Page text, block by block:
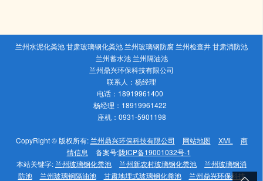
兰州水泥化粪池 甘肃玻璃钢化粪池 兰州玻璃钢防腐 兰州检查井 甘肃消防池
兰州蓄水池 兰州隔油池
兰州鼎兴环保科技有限公司
联系人：杨经理
电话：18919961400
杨经理：18919961422
座机：0931-5901198
CopyRight © 版权所有: 兰州鼎兴环保科技有限公司 网站地图 XML
商
情信息
备案号:陇ICP备19001032号-1
本站关键字: 兰州玻璃钢化粪池 兰州新农村玻璃钢化粪池
兰州玻璃钢消
防池
兰州玻璃钢隔油池 甘肃地埋式玻璃钢化粪池 兰州鼎兴环保科技